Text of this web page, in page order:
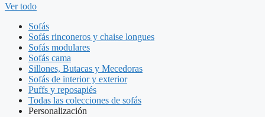
Ver todo
Sofás
Sofás rinconeros y chaise longues
Sofás modulares
Sofás cama
Sillones, Butacas y Mecedoras
Sofás de interior y exterior
Puffs y reposapiés
Todas las colecciones de sofás
Personalización